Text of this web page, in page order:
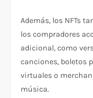
Además, los NFTs
los compradores
adicional, como
canciones, boletos
virtuales o
música.